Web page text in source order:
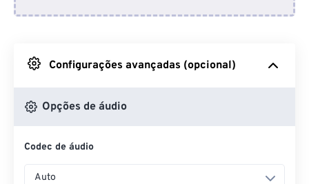
Do Google Drive
Do OneDrive
Configurações avançadas (opcional)
Opções de áudio
Codec de áudio
Auto